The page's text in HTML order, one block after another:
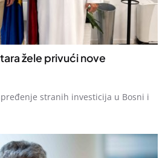
žele privući nove
stranih investicija u Bosni i